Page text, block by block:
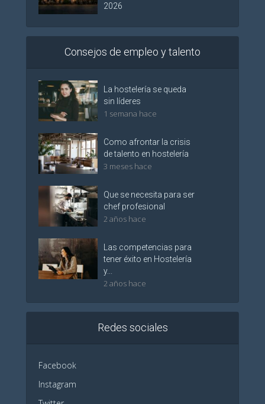
2026
Consejos de empleo y talento
La hostelería se queda
sin líderes
1 semana hace
Como afrontar la crisis
de talento en hostelería
3 meses hace
Que se necesita para ser
chef profesional
2 años hace
Las competencias para
tener éxito en Hostelería
y...
2 años hace
Redes sociales
Facebook
Instagram